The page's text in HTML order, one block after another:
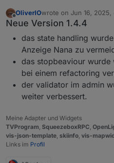
Wie man am
Offline
OliverIOwrote on Jun 16, 2025,
last edited by
Neue Version 1.4.4
das state handling
Anzeige Nana zu
das stopbeaviour
bei einem refactoring
der validator im admin
weiter verbessert.
Meine Adapter und Widgets
TVProgram, SqueezeboxRPC,
vis-json-template, skiinfo, vis-
Links im Profil